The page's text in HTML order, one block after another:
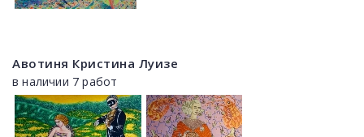
Авотиня Кристина Луизе
в наличии 7 работ